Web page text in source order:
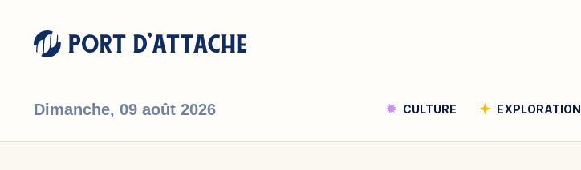
Dimanche, 09 août 2026 CULTURE EXPLORATION